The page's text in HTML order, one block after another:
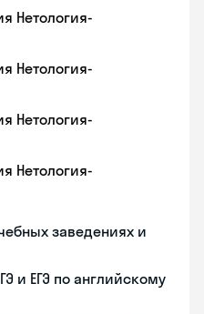
Нетология-
Нетология-
Нетология-
Нетология-
заведениях и
и ЕГЭ по английскому